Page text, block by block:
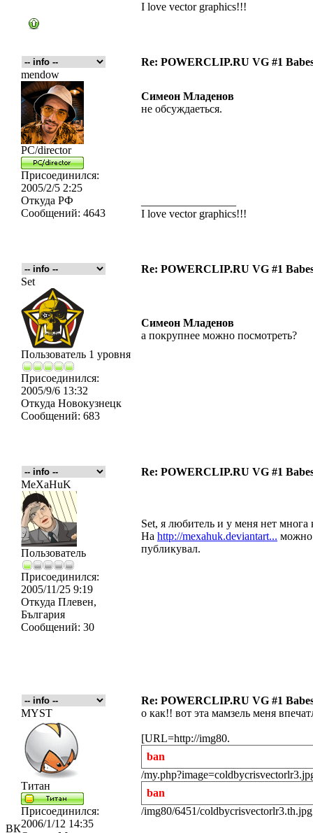
ВК
I love vector graphics!!!
Re: POWERCLIP.RU VG #1
mendow
PC/director
Присоединился:
2005/2/5 2:25
Откуда РФ
Сообщений: 4643
Симеон Младенов
не обсуждаеться.
I love vector graphics!!!
Re: POWERCLIP.RU VG #1
Set
Пользователь 1 уровня
Присоединился:
2005/9/6 13:32
Откуда Новокузнецк
Сообщений: 683
Симеон Младенов
а покрупнее можно посмотреть?
Re: POWERCLIP.RU VG #1
MeXaHuK
Пользователь
Присоединился:
2005/11/25 9:19
Откуда Плевен,
България
Сообщений: 30
Set, я любитель и у меня нет многа
На http://mexahuk.deviantart... можно
публикувал.
Re: POWERCLIP.RU VG #1
MYST
Титан
Присоединился:
2006/1/12 14:35
о как!! вот эта мамзель меня
[URL=http://img80.
ban
/
ban
/img80/6451/